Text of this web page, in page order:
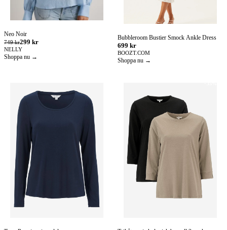
Neo Noir
749 kr299 kr
NELLY
Shoppa nu →
Bubbleroom Bustier Smock Ankle Dress
699 kr
BOOZT.COM
Shoppa nu →